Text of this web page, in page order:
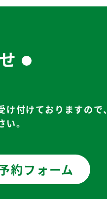
付けておりますので、
。
約フォーム